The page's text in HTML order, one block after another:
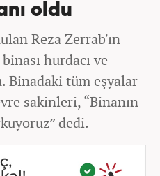
oldu
Reza Zerrab'ın
hurdacı ve
Binadaki tüm eşyalar
sakinleri, “Binanın
dedi.